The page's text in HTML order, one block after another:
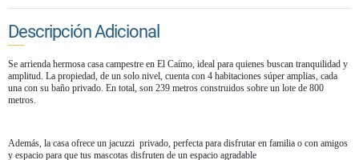
Descripción Adicional
Se arrienda hermosa casa campestre en El Caímo, ideal para quienes buscan tranquilidad y
amplitud. La propiedad, de un solo nivel, cuenta con 4 habitaciones súper amplias, cada
una con su baño privado. En total, son 239 metros construidos sobre un lote de 800
metros.
Además, la casa ofrece un jacuzzi privado, perfecta para disfrutar en familia o con amigos
y espacio para que tus mascotas disfruten de un espacio agradable